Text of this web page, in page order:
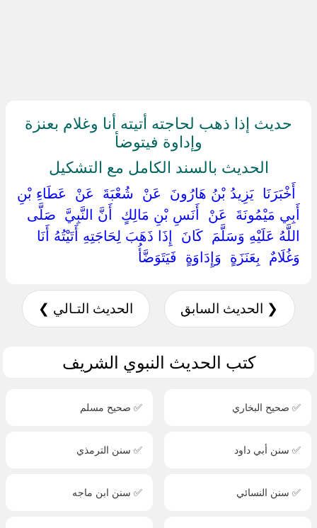
حديث إذا ذهب لحاجته أتيته أنا وغلام بعنزة
وإداوة فيتوضأ
الحديث بالسند الكامل مع التشكيل
‏ ‏أَخْبَرَنَا ‏ ‏يَزِيدُ بْنُ هَارُونَ ‏ ‏عَنْ ‏ ‏شُعْبَةَ ‏ ‏عَنْ ‏ ‏عَطَاءِ بْنِ
أَبِي مَيْمُونَةَ ‏ ‏عَنْ ‏ ‏أَنَسِ بْنِ مَالِكٍ ‏ ‏أَنَّ النَّبِيَّ ‏ ‏صَلَّى
اللَّهُ عَلَيْهِ وَسَلَّمَ ‏ ‏كَانَ ‏ ‏إِذَا ذَهَبَ لِحَاجَتِهِ أَتَيْتُهُ أَنَا
وَغُلَامٌ ‏ ‏بِعَنَزَةٍ ‏ ‏وَإِدَاوَةٍ ‏ ‏فَيَتَوَضَّأُ ‏
❮ الحديث السابق الحديث التـالي ❯
كتب الحديث النبوي الشريف
✅ صحيح البخاري ✅ صحيح مسلم
✅ سنن أبي داود ✅ سنن الترمذي
✅ سنن النسائي ✅ سنن ابن ماجه